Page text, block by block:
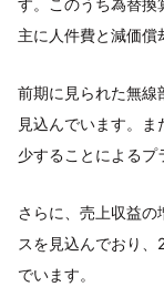
す。このうち為替換
主に人件費と減価償
前期に見られた無線
見込んでいます。
少することによるプ
さらに、売上収益
スを見込んでおり
でいます。